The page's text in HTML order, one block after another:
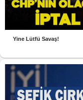
Yine Lütfü Savaş!